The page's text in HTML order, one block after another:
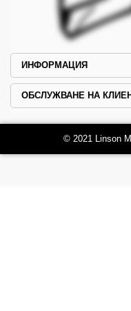
ИНФОРМАЦИЯ
ОБСЛУЖВАНЕ НА
© 2021 Linson